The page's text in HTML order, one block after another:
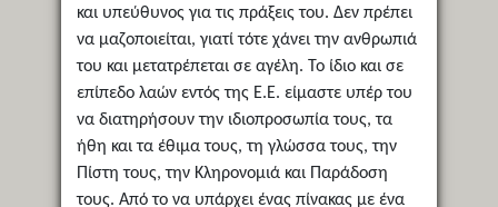
και υπεύθυνος για τις πράξεις του. Δεν πρέπει
να μαζοποιείται, γιατί τότε χάνει την ανθρωπιά
του και μετατρέπεται σε αγέλη. Το ίδιο και σε
επίπεδο λαών εντός της Ε.Ε. είμαστε υπέρ του
να διατηρήσουν την ιδιοπροσωπία τους, τα
ήθη και τα έθιμα τους, τη γλώσσα τους, την
Πίστη τους, την Κληρονομιά και Παράδοση
τους. Από το να υπάρχει ένας πίνακας με ένα